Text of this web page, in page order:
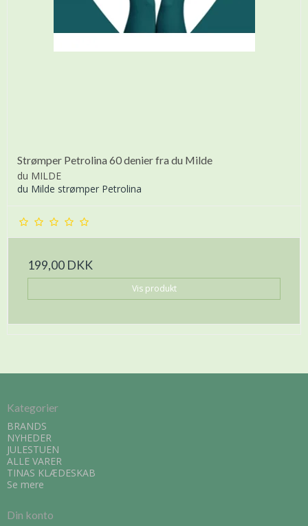
Strømper Petrolina 60 denier fra du Milde
du MILDE
du Milde strømper Petrolina
199,00 DKK
Vis produkt
Kategorier
BRANDS
NYHEDER
JULESTUEN
ALLE VARER
TINAS KLÆDESKAB
Se mere
Din konto